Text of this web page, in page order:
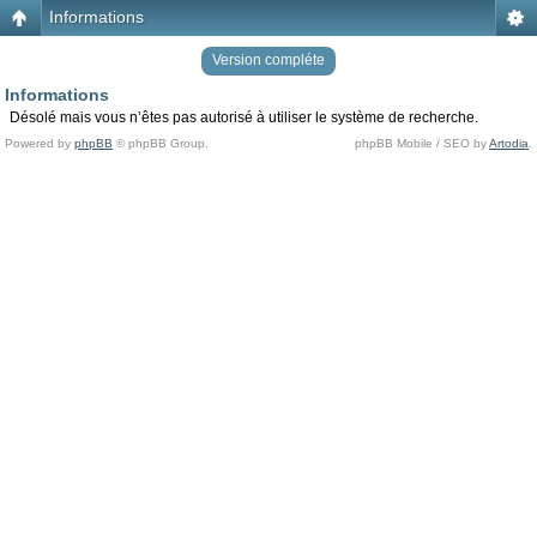
Informations
Version compléte
Informations
Désolé mais vous n’êtes pas autorisé à utiliser le système de recherche.
Powered by phpBB © phpBB Group. phpBB Mobile / SEO byArtodia